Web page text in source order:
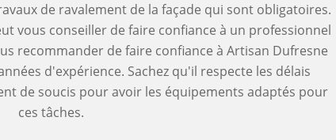
de ravalement de la façade qui sont obligatoires.
vous conseiller de faire confiance à un professionnel
recommander de faire confiance à Artisan Dufresne
d'expérience. Sachez qu'il respecte les délais
de soucis pour avoir les équipements adaptés pour
ces tâches.